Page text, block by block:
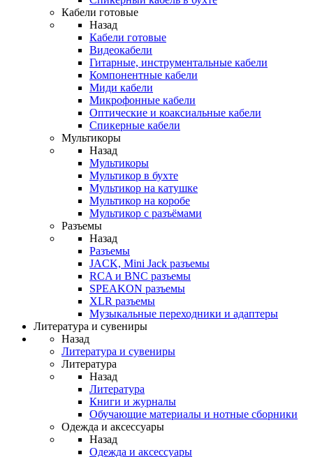
Кабели готовые
Назад
Кабели готовые
Видеокабели
Гитарные, инструментальные кабели
Компонентные кабели
Миди кабели
Микрофонные кабели
Оптические и коаксиальные кабели
Спикерные кабели
Мультикоры
Назад
Мультикоры
Мультикор в бухте
Мультикор на катушке
Мультикор на коробе
Мультикор с разъёмами
Разъемы
Назад
Разъемы
JACK, Mini Jack разъемы
RCA и BNC разъемы
SPEAKON разъемы
XLR разъемы
Музыкальные переходники и адаптеры
Литература и сувениры
Назад
Литература и сувениры
Литература
Назад
Литература
Книги и журналы
Обучающие материалы и нотные сборники
Одежда и аксессуары
Назад
Одежда и аксессуары